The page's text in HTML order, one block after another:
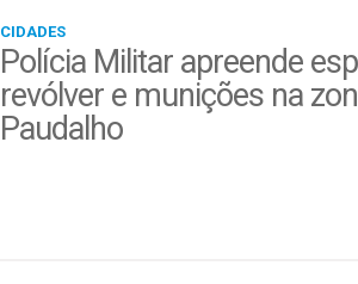
CIDADES
Polícia Militar apreende
revólver e munições na
Paudalho